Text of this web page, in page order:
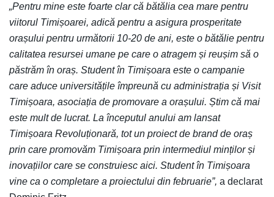
„Pentru mine este foarte clar că bătălia cea mare pentru
viitorul Timișoarei, adică pentru a asigura prosperitate
orașului pentru următorii 10-20 de ani, este o bătălie pentru
calitatea resursei umane pe care o atragem și reușim să o
păstrăm în oraș. Student în Timișoara este o campanie
care aduce universitățile împreună cu administrația și Visit
Timișoara, asociația de promovare a orașului. Știm că mai
este mult de lucrat. La începutul anului am lansat
Timișoara Revoluționară, tot un proiect de brand de oraș
prin care promovăm Timișoara prin intermediul minților și
inovațiilor care se construiesc aici. Student în Timișoara
vine ca o completare a proiectului din februarie”, a declarat